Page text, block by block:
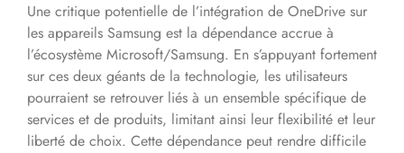
Une critique potentielle de l’intégration de OneDrive sur
les appareils Samsung est la dépendance accrue à
l’écosystème Microsoft/Samsung. En s’appuyant fortement
sur ces deux géants de la technologie, les utilisateurs
pourraient se retrouver liés à un ensemble spécifique de
services et de produits, limitant ainsi leur flexibilité et leur
liberté de choix. Cette dépendance peut rendre difficile